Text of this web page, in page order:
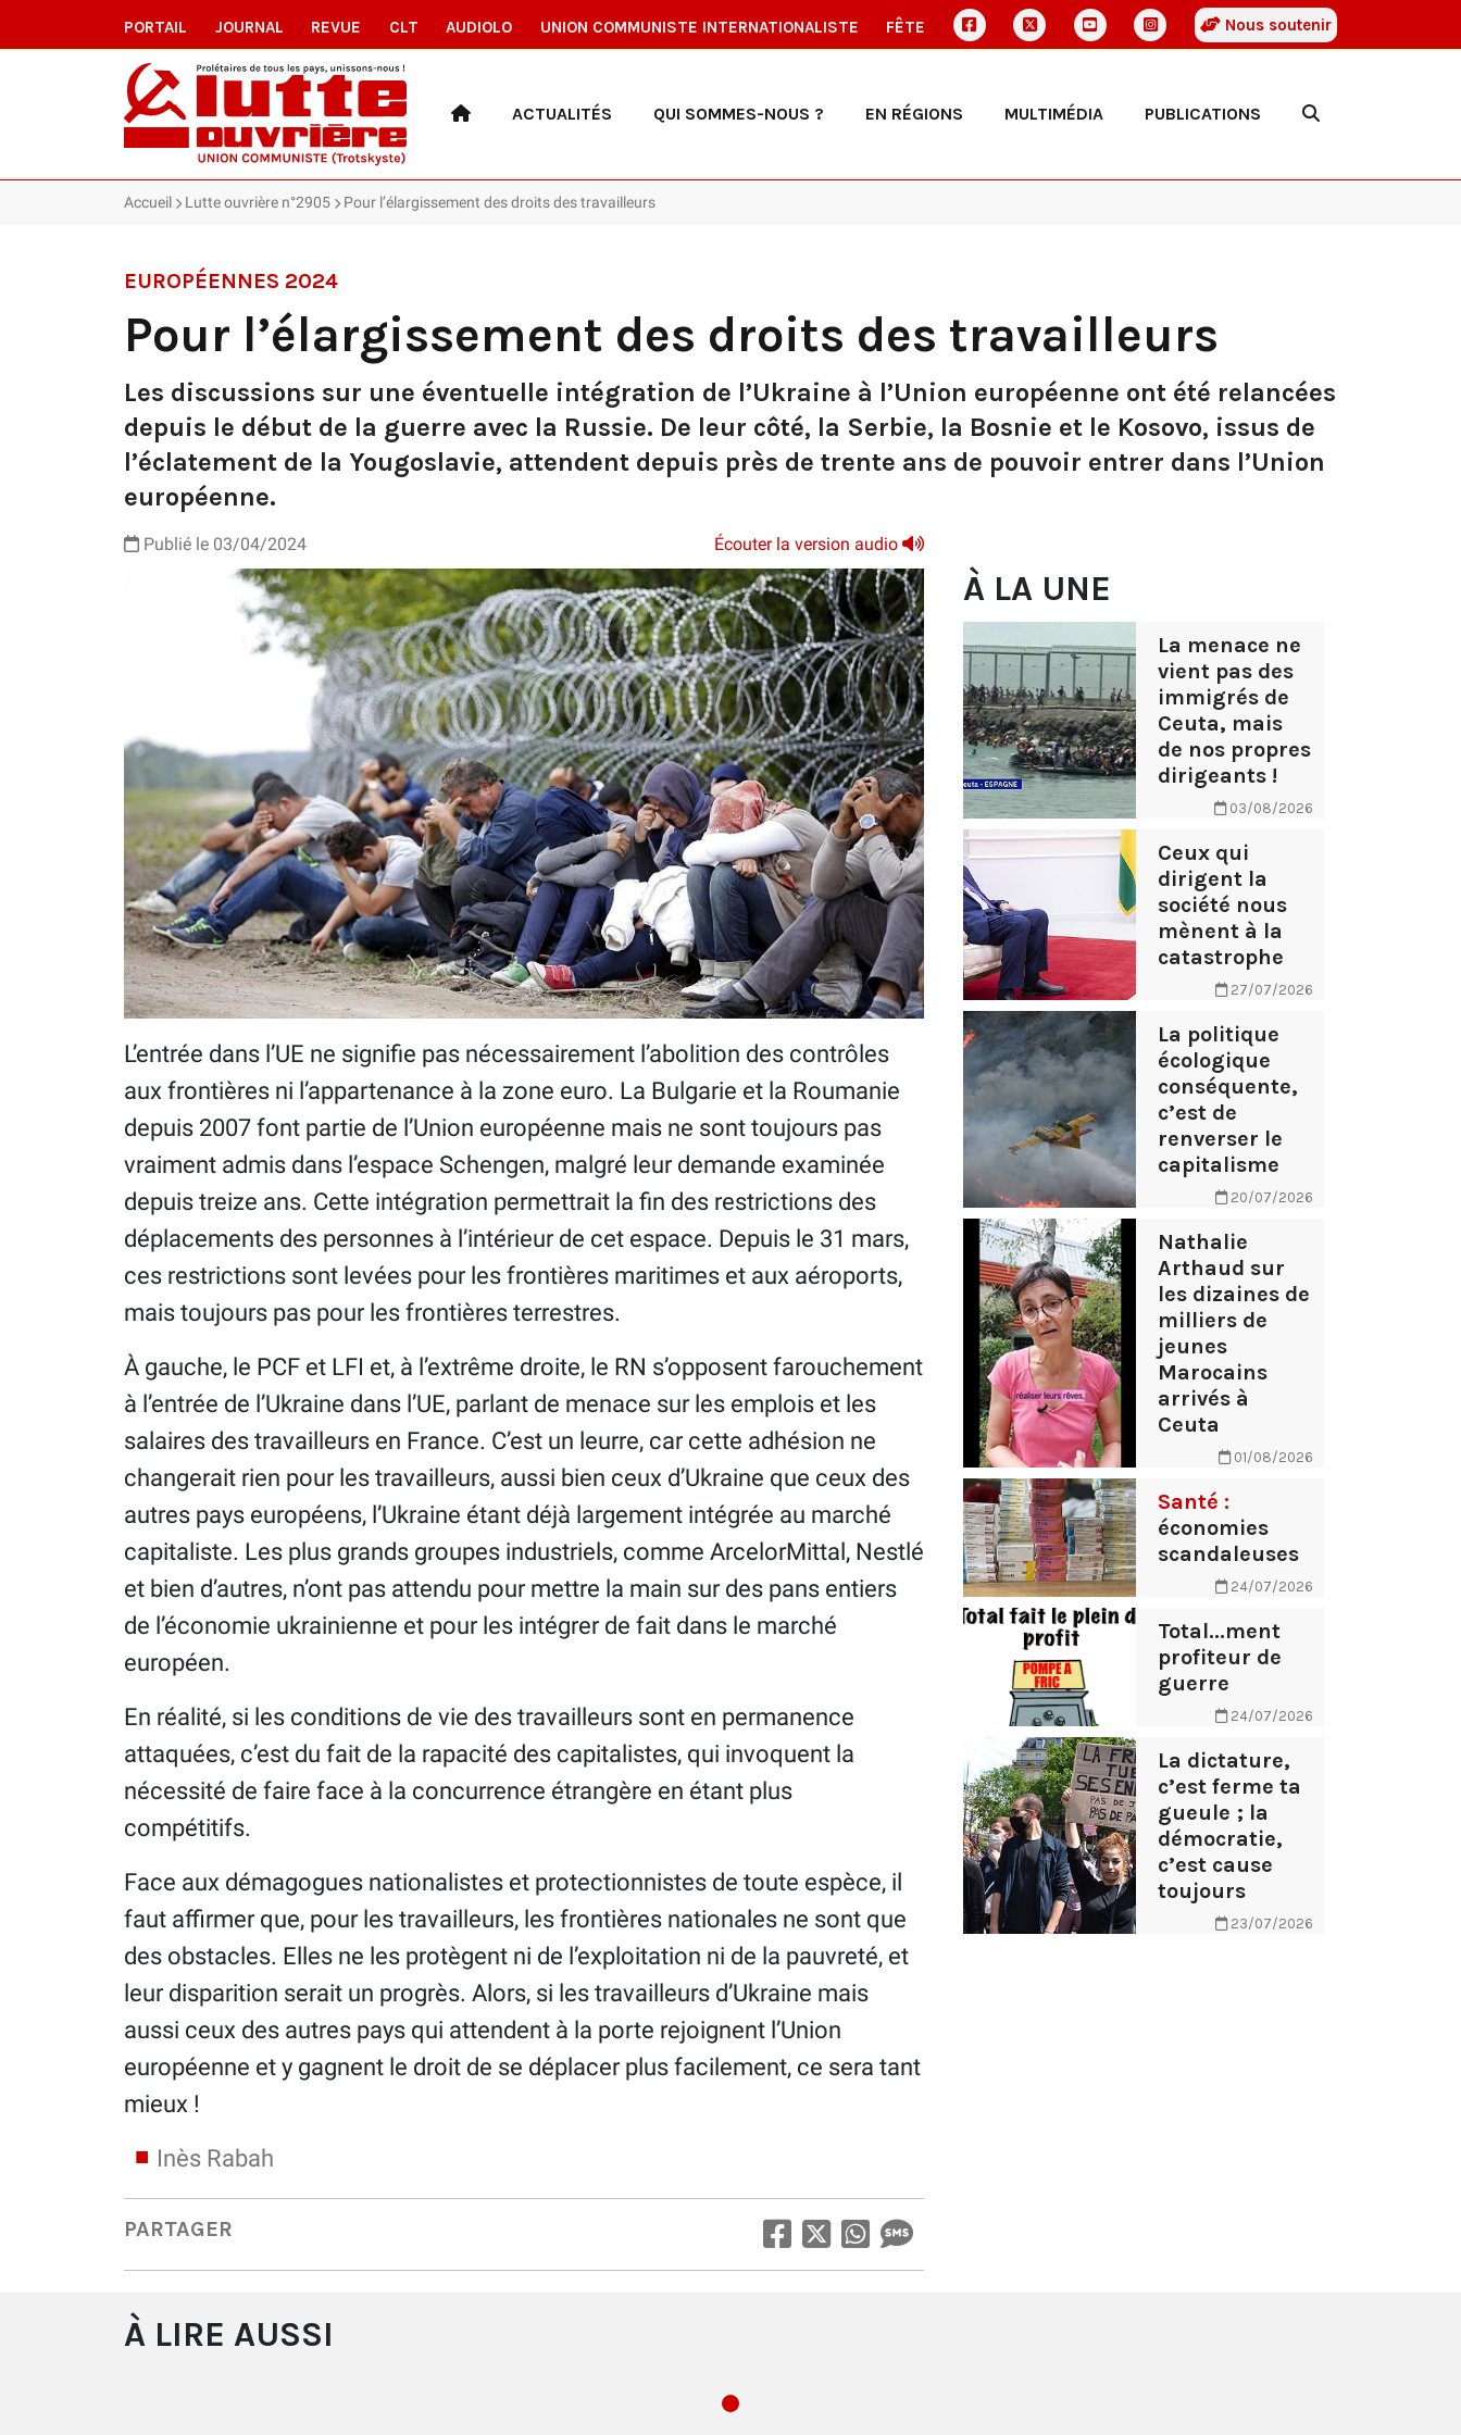
PORTAIL JOURNAL REVUE CLT AUDIOLO UNION COMMUNISTE INTERNATIONALISTE FÊTE Nous soutenir
ACTUALITÉS QUI SOMMES-NOUS ? EN RÉGIONS MULTIMÉDIA PUBLICATIONS
Accueil Lutte ouvrière n°2905 Pour l’élargissement des droits des travailleurs
EUROPÉENNES 2024
Pour l’élargissement des droits des travailleurs
Les discussions sur une éventuelle intégration de l’Ukraine à l’Union européenne ont été relancées
depuis le début de la guerre avec la Russie. De leur côté, la Serbie, la Bosnie et le Kosovo, issus de
l’éclatement de la Yougoslavie, attendent depuis près de trente ans de pouvoir entrer dans l’Union
européenne.
Publié le 03/04/2024 Écouter la version audio
L’entrée dans l’UE ne signifie pas nécessairement l’abolition des contrôles
aux frontières ni l’appartenance à la zone euro. La Bulgarie et la Roumanie
depuis 2007 font partie de l’Union européenne mais ne sont toujours pas
vraiment admis dans l’espace Schengen, malgré leur demande examinée
depuis treize ans. Cette intégration permettrait la fin des restrictions des
déplacements des personnes à l’intérieur de cet espace. Depuis le 31 mars,
ces restrictions sont levées pour les frontières maritimes et aux aéroports,
mais toujours pas pour les frontières terrestres.
À gauche, le PCF et LFI et, à l’extrême droite, le RN s’opposent farouchement
à l’entrée de l’Ukraine dans l’UE, parlant de menace sur les emplois et les
salaires des travailleurs en France. C’est un leurre, car cette adhésion ne
changerait rien pour les travailleurs, aussi bien ceux d’Ukraine que ceux des
autres pays européens, l’Ukraine étant déjà largement intégrée au marché
capitaliste. Les plus grands groupes industriels, comme ArcelorMittal, Nestlé
et bien d’autres, n’ont pas attendu pour mettre la main sur des pans entiers
de l’économie ukrainienne et pour les intégrer de fait dans le marché
européen.
En réalité, si les conditions de vie des travailleurs sont en permanence
attaquées, c’est du fait de la rapacité des capitalistes, qui invoquent la
nécessité de faire face à la concurrence étrangère en étant plus
compétitifs.
Face aux démagogues nationalistes et protectionnistes de toute espèce, il
faut affirmer que, pour les travailleurs, les frontières nationales ne sont que
des obstacles. Elles ne les protègent ni de l’exploitation ni de la pauvreté, et
leur disparition serait un progrès. Alors, si les travailleurs d’Ukraine mais
aussi ceux des autres pays qui attendent à la porte rejoignent l’Union
européenne et y gagnent le droit de se déplacer plus facilement, ce sera tant
mieux !
Inès Rabah
PARTAGER
À LA UNE
La menace ne
vient pas des
immigrés de
Ceuta, mais
de nos propres
dirigeants !
03/08/2026
Ceux qui
dirigent la
société nous
mènent à la
catastrophe
27/07/2026
La politique
écologique
conséquente,
c’est de
renverser le
capitalisme
20/07/2026
Nathalie
Arthaud sur
les dizaines de
milliers de
jeunes
Marocains
arrivés à
Ceuta
01/08/2026
Santé :
économies
scandaleuses
24/07/2026
Total...ment
profiteur de
guerre
24/07/2026
La dictature,
c’est ferme ta
gueule ; la
démocratie,
c’est cause
toujours
23/07/2026
À LIRE AUSSI